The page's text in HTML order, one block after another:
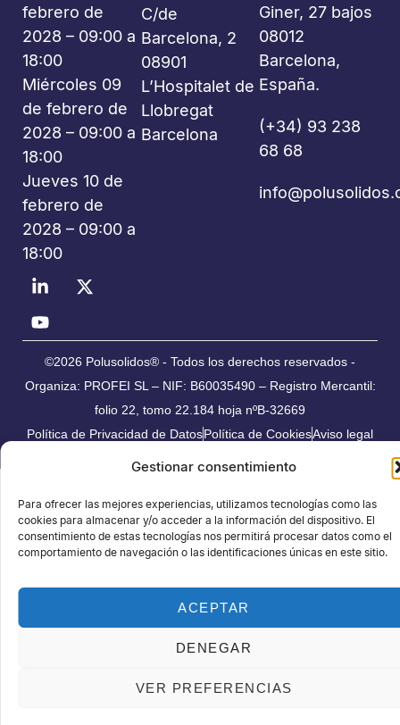
Gestionar consentimiento
Para ofrecer las mejores experiencias, utilizamos tecnologías como las
cookies para almacenar y/o acceder a la información del dispositivo. El
consentimiento de estas tecnologías nos permitirá procesar datos como el
comportamiento de navegación o las identificaciones únicas en este sitio.
ACEPTAR
DENEGAR
VER PREFERENCIAS
febrero de
2028 – 09:00 a
18:00
Miércoles 09
de febrero de
2028 – 09:00 a
18:00
Jueves 10 de
febrero de
2028 – 09:00 a
18:00
C/de
Barcelona, 2
08901
L’Hospitalet de
Llobregat
Barcelona
Giner, 27 bajos
08012
Barcelona,
España.
(+34) 93 238
68 68
©2026 Polusolidos® - Todos los derechos reservados -
Organiza: PROFEI SL – NIF: B60035490 – Registro Mercantil:
folio 22, tomo 22.184 hoja nºB-32669
Política de Privacidad de DatosPolítica de CookiesAviso legal